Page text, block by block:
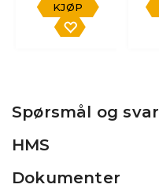
KJØP
Spørsmål og svar
HMS
Dokumenter